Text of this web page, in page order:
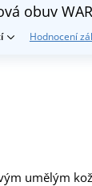
obuv
Hodnocení
umělým